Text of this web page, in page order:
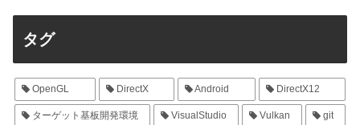
タグ
OpenGL DirectX Android DirectX12
ターゲット基板開発環境 VisualStudio Vulkan git